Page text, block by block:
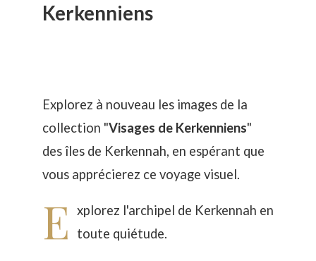
Kerkenniens
Explorez à nouveau les images de la
collection "Visages de Kerkenniens"
des îles de Kerkennah, en espérant que
vous apprécierez ce voyage visuel.
E xplorez l'archipel de Kerkennah en
toute quiétude.